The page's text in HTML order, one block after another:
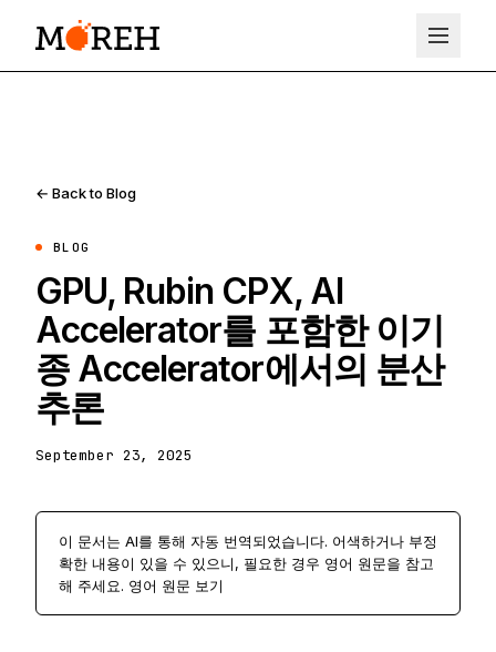
← Back to Blog
BLOG
GPU, Rubin CPX, AI
Accelerator를 포함한 이기
종 Accelerator에서의 분산
추론
September 23, 2025
이 문서는 AI를 통해 자동 번역되었습니다. 어색하거나 부정
확한 내용이 있을 수 있으니, 필요한 경우 영어 원문을 참고
해 주세요. 영어 원문 보기